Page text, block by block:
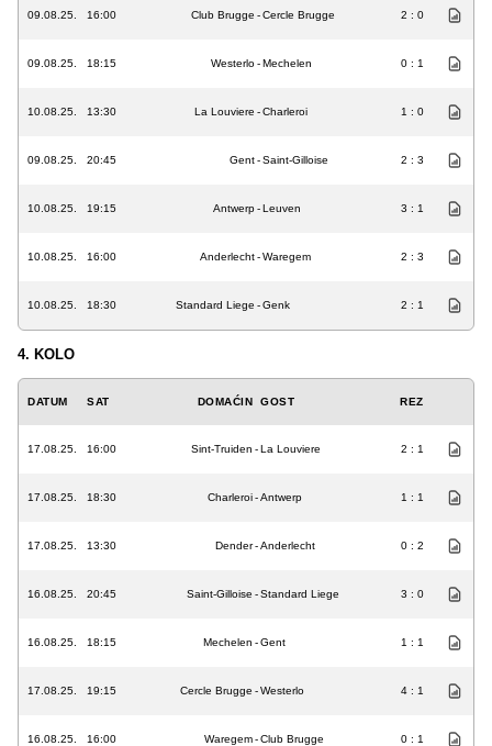
09.08.25. 16:00 Club Brugge -Cercle Brugge 2 : 0
09.08.25. 18:15 Westerlo-Mechelen 0 : 1
10.08.25. 13:30 La Louviere -Charleroi 1 : 0
09.08.25. 20:45 Gent-Saint-Gilloise 2 : 3
10.08.25. 19:15 Antwerp-Leuven 3 : 1
10.08.25. 16:00 Anderlecht-Waregem 2 : 3
10.08.25. 18:30 Standard Liege -Genk 2 : 1
4. KOLO
DATUM SAT DOMAĆIN GOST REZ
17.08.25. 16:00 Sint-Truiden -La Louviere 2 : 1
17.08.25. 18:30 Charleroi-Antwerp 1 : 1
17.08.25. 13:30 Dender-Anderlecht 0 : 2
16.08.25. 20:45 Saint-Gilloise -Standard Liege 3 : 0
16.08.25. 18:15 Mechelen -Gent 1 : 1
17.08.25. 19:15 Cercle Brugge -Westerlo 4 : 1
16.08.25. 16:00 Waregem-Club Brugge 0 : 1